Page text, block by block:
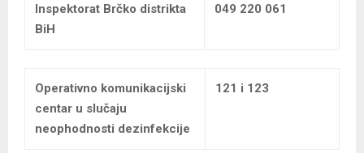
Inspektorat Brčko distrikta
BiH
049 220 061
Operativno komunikacijski
centar u slučaju
neophodnosti dezinfekcije
121 i 123